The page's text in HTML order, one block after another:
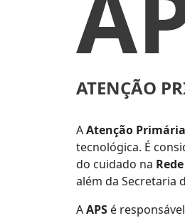
ATENÇÃO
AAtenção Primária
tecnológica. É
do cuidado na
além da Secretaria
AAPS é